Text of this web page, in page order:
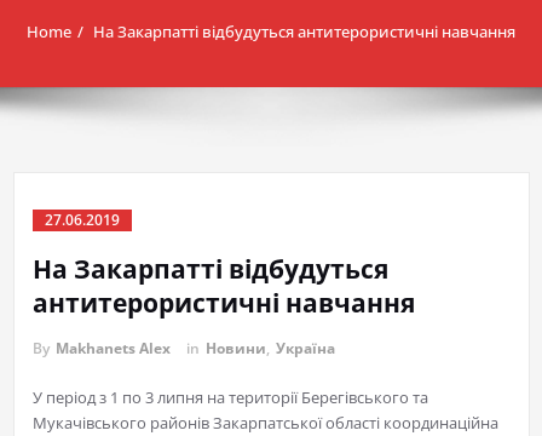
Home На Закарпатті відбудуться антитерористичні навчання
27.06.2019
На Закарпатті відбудуться
антитерористичні навчання
By Makhanets Alex in Новини, Україна
У період з 1 по 3 липня на території Берегівського та
Мукачівського районів Закарпатської області координаційна